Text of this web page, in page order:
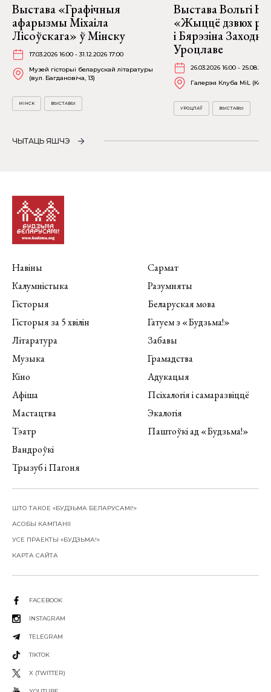
Выстава «Графічныя
афарызмы Міхаіла
Лісоўскага» ў Мінску
17.03.2026 16:00 - 31.12.2026 17:00
Музей гісторыі беларускай літаратуры
(вул. Багдановіча, 13)
МІНСК ВЫСТАВЫ
Выстава Вольгі
«Жыццё дзвюх
і Бярэзіна
Уроцлаве
26.03.2026 16:00 -
Галерэя Клуба MiL
УРОЦЛАЎ ВЫСТАВЫ
ЧЫТАЦЬ ЯШЧЭ
Навіны
Калумністыка
Гісторыя
Гісторыя за 5 хвілін
Літаратура
Музыка
Кіно
Афіша
Мастацтва
Тэатр
Вандроўкі
Трызуб і Пагоня
Сармат
Разумняты
Беларуская мова
Гатуем з «Будзьма!»
Забавы
Грамадства
Адукацыя
Псіхалогія і самаразвіццё
Экалогія
Паштоўкі ад «Будзьма!»
ШТО ТАКОЕ «БУДЗЬМА БЕЛАРУСАМІ!»
АСОБЫ КАМПАНІІ
УСЕ ПРАЕКТЫ «БУДЗЬМА!»
КАРТА САЙТА
FACEBOOK
INSTAGRAM
TELEGRAM
TIKTOK
X (TWITTER)